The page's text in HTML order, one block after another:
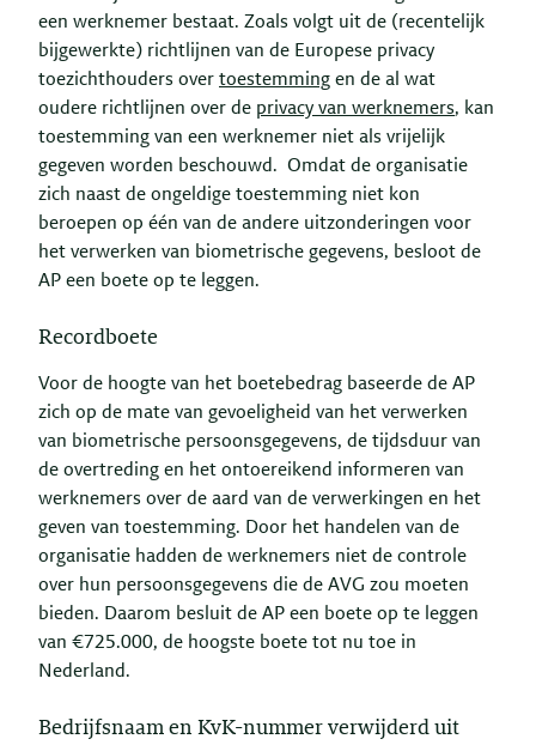
een werknemer bestaat. Zoals volgt uit de (recentelijk
bijgewerkte) richtlijnen van de Europese privacy
toezichthouders over toestemming en de al wat
oudere richtlijnen over de privacy van werknemers, kan
toestemming van een werknemer niet als vrijelijk
gegeven worden beschouwd. Omdat de organisatie
zich naast de ongeldige toestemming niet kon
beroepen op één van de andere uitzonderingen voor
het verwerken van biometrische gegevens, besloot de
AP een boete op te leggen.
Recordboete
Voor de hoogte van het boetebedrag baseerde de AP
zich op de mate van gevoeligheid van het verwerken
van biometrische persoonsgegevens, de tijdsduur van
de overtreding en het ontoereikend informeren van
werknemers over de aard van de verwerkingen en het
geven van toestemming. Door het handelen van de
organisatie hadden de werknemers niet de controle
over hun persoonsgegevens die de AVG zou moeten
bieden. Daarom besluit de AP een boete op te leggen
van €725.000, de hoogste boete tot nu toe in
Nederland.
Bedrijfsnaam en KvK-nummer verwijderd uit